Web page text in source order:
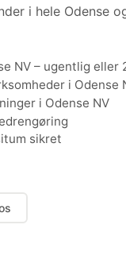
i hele Odense
NV – ugentlig eller
i Odense
i Odense NV
sikret